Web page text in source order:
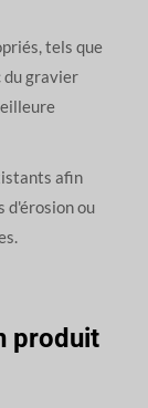
tels que
du gravier
afin
d'érosion ou
produit